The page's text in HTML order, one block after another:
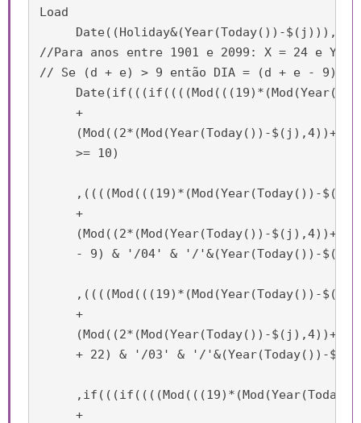
Load
Date((Holiday&(Year(Today())-$(j))),'DD/
//Para anos entre 1901 e 2099: X = 24 e Y =
// Se (d + e) > 9 então DIA = (d + e - 9) e
+
(Mod((2*(Mod(Year(Today())-
>= 10)
,((((Mod(((19)*(Mod(Year(Today())-
+
(Mod((2*(Mod(Year(Today())-
- 9) & '/04' & '/'&(Year(Today())-
,((((Mod(((19)*(Mod(Year(Today())-
+
(Mod((2*(Mod(Year(Today())-
+ 22) & '/03' & '/'&(Year(Today())-
+